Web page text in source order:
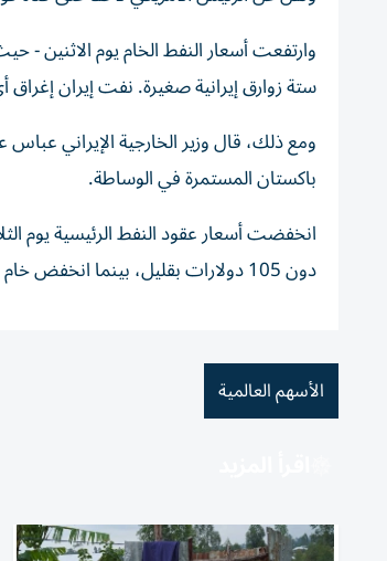
ستة زوارق إيرانية صغيرة. نفت إيران
ومع ذلك، قال وزير الخارجية الإيراني
باكستان المستمرة في الوساطة.
انخفضت أسعار عقود النفط الرئيسية يوم
دون 105 دولارات بقليل، بينما انخفض خام برنت قليلاً إلى ما يزيد قليلاً عن 113 دولارا.
الأسهم العالمية